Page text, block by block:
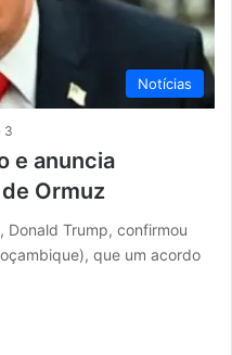
Notícias
3
e anuncia
Ormuz
Donald Trump, confirmou
que um acordo